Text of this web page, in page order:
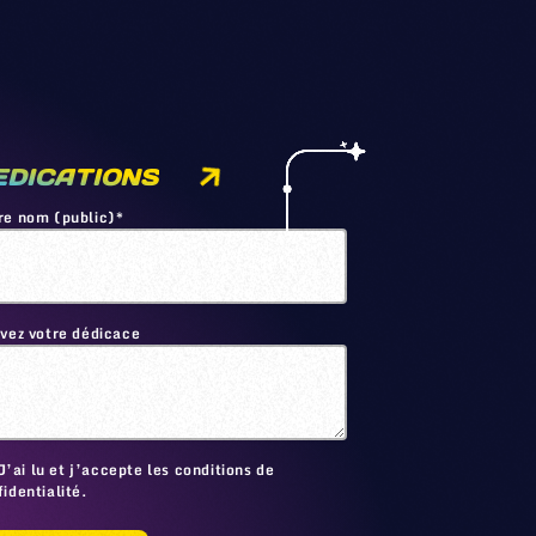
nom (public)*
votre dédicace
lu et j’accepte les conditions de